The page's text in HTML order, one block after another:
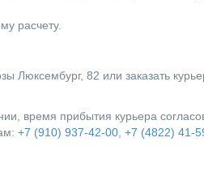
расчету.
82 или заказать
время прибытия курьера
+7 (910) 937-42-00 +7 (4822) 41-